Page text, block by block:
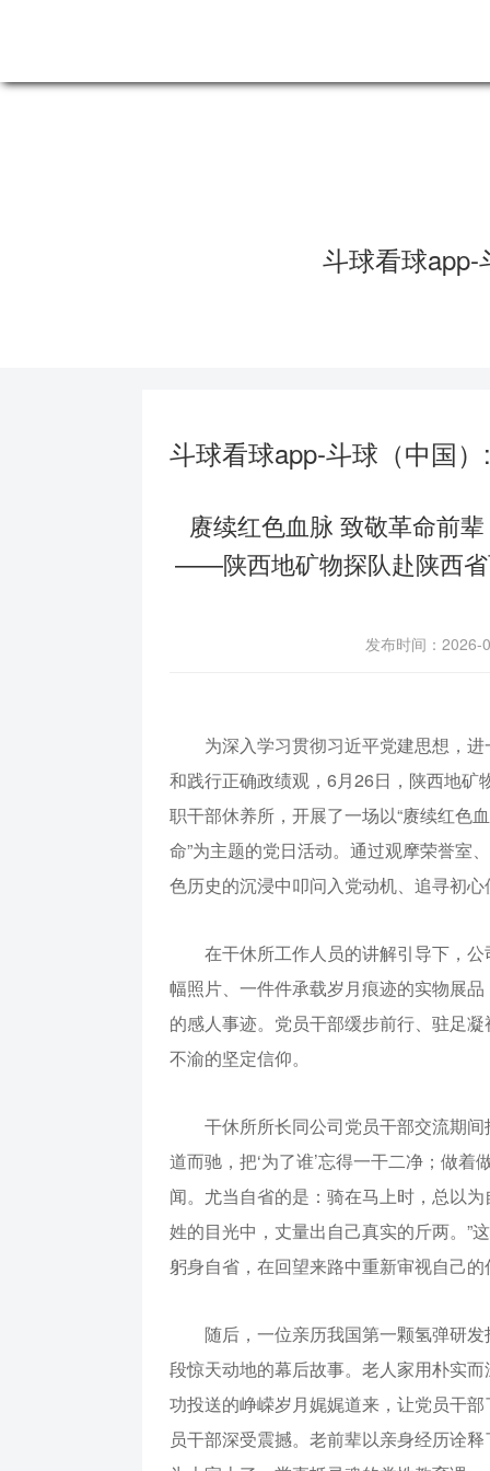
斗球看球
斗球看球app-斗球（中国
赓续红色血脉 致敬革命前
——陕西地矿物探队赴陕西省
发布时间：
为深入学习贯彻习近平党建思想，
和践行正确政绩观，6月26日，陕西地
职干部休养所，开展了一场以“赓续红色
命”为主题的党日活动。通过观摩荣誉室
色历史的沉浸中叩问入党动机、追寻初
在干休所工作人员的讲解引导下，
幅照片、一件件承载岁月痕迹的实物展
的感人事迹。党员干部缓步前行、驻足
不渝的坚定信仰。
干休所所长同公司党员干部交流期
道而驰，把‘为了谁’忘得一干二净；做着
闻。尤当自省的是：骑在马上时，总以
姓的目光中，丈量出自己真实的斤两。”
躬身自省，在回望来路中重新审视自己
随后，一位亲历我国第一颗氢弹研
段惊天动地的幕后故事。老人家用朴实
功投送的峥嵘岁月娓娓道来，让党员干
员干部深受震撼。老前辈以亲身经历诠